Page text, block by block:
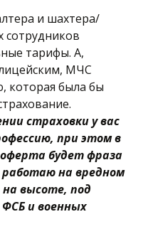
и шахтера/
сотрудников
тарифы. А,
МЧС
которая была бы
страховки у вас
при этом в
будет фраза
на вредном
высоте, под
и военных